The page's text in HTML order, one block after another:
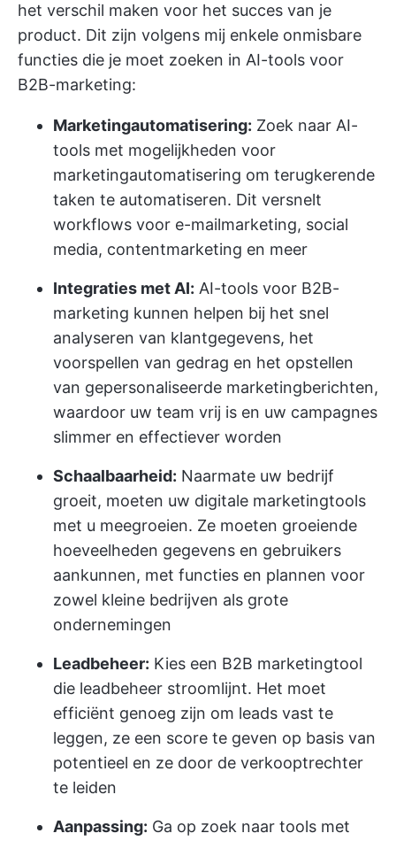
het verschil maken voor het succes van je
product. Dit zijn volgens mij enkele onmisbare
functies die je moet zoeken in AI-tools voor
B2B-marketing:
Marketingautomatisering: Zoek naar AI-
tools met mogelijkheden voor
marketingautomatisering om terugkerende
taken te automatiseren. Dit versnelt
workflows voor e-mailmarketing, social
media, contentmarketing en meer
Integraties met AI: AI-tools voor B2B-
marketing kunnen helpen bij het snel
analyseren van klantgegevens, het
voorspellen van gedrag en het opstellen
van gepersonaliseerde marketingberichten,
waardoor uw team vrij is en uw campagnes
slimmer en effectiever worden
Schaalbaarheid: Naarmate uw bedrijf
groeit, moeten uw digitale marketingtools
met u meegroeien. Ze moeten groeiende
hoeveelheden gegevens en gebruikers
aankunnen, met functies en plannen voor
zowel kleine bedrijven als grote
ondernemingen
Leadbeheer: Kies een B2B marketingtool
die leadbeheer stroomlijnt. Het moet
efficiënt genoeg zijn om leads vast te
leggen, ze een score te geven op basis van
potentieel en ze door de verkooptrechter
te leiden
Aanpassing: Ga op zoek naar tools met